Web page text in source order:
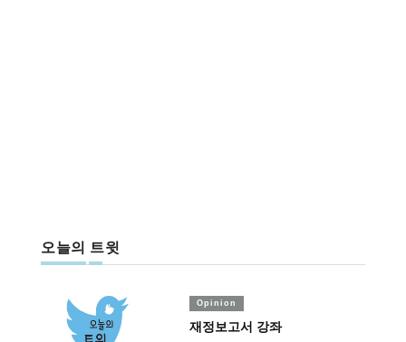
오늘의 트윗
Opinion
재정보고서 강좌